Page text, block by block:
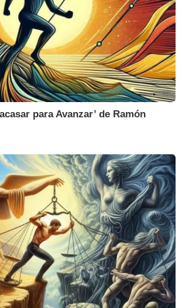
para Avanzar’ de Ramón